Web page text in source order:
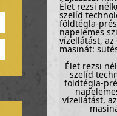
Élet rezsi
szelíd
földtégla-
napelemes
vízellátást, az
masinát:
Élet rezsi
szelíd
földtégla-
vízellátást,